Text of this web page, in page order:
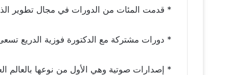
* قدمت المئات من الدورات في مجال تطوير
* دورات مشتركة مع الدكتورة فوزية الدريع
* إصدارات صوتية وهي الأول من نوعها بالعالم